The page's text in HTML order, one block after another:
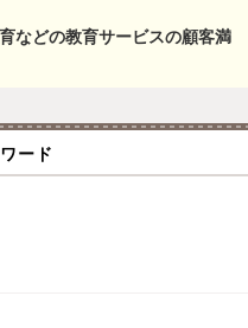
などの教育サービスの顧客満
ード